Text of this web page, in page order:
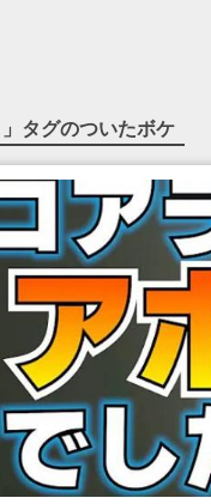
」タグのついたボケ